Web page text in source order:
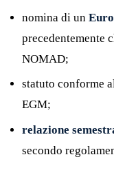
nomina di un
precedentemente
NOMAD;
statuto conforme
EGM;
relazione
secondo